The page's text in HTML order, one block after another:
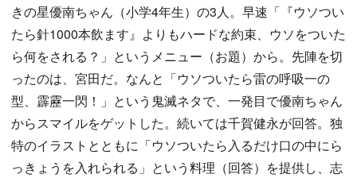
きの星優南ちゃん（小学4年生）の3人。早速「『ウソつい
たら針1000本飲ます』よりもハードな約束、ウソをついた
ら何をされる？」というメニュー（お題）から。先陣を切
ったのは、宮田だ。なんと「ウソついたら雷の呼吸一の
型、霹靂一閃！」という鬼滅ネタで、一発目で優南ちゃん
からスマイルをゲットした。続いては千賀健永が回答。独
特のイラストとともに「ウソついたら入るだけ口の中にら
っきょうを入れられる」という料理（回答）を提供し、志